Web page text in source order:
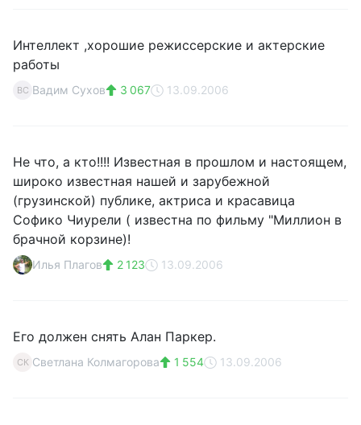
Интеллект ,хорошие режиссерские и актерские
работы
ВС Вадим Сухов 3 067 13.09.2006
Не что, а кто!!!! Известная в прошлом и настоящем,
широко известная нашей и зарубежной
(грузинской) публике, актриса и красавица
Софико Чиурели ( известна по фильму "Миллион в
брачной корзине)!
Илья Плагов 2 123 13.09.2006
Его должен снять Алан Паркер.
СК Светлана Колмагорова 1 554 13.09.2006